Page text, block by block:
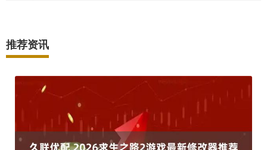
推荐资讯